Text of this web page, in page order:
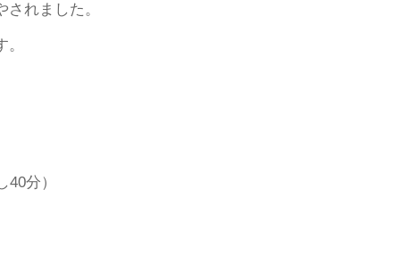
れました。
分）